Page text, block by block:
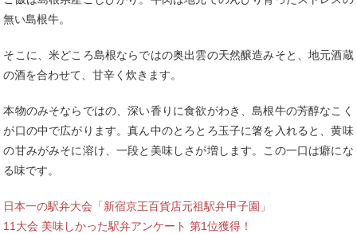
無い島根牛。
そこに、米どころ島根ならではの奥出雲の天然醸造みそと、地元酒蔵
の酒を合わせて、甘辛く炊きます。
本物のみそならではの、深い香りに食欲がわき、島根牛の芳醇なこく
が口の中で広がります。真ん中のとろとろ玉子に箸を入れると、黄味
の甘みがみそに溶け、一段と美味しさが増します。この一口は癖にな
る味です。
日本一の駅弁大会「新宿京王百貨店元祖駅弁甲子園」
11大会 美味しかった駅弁アンケート 第1位獲得！